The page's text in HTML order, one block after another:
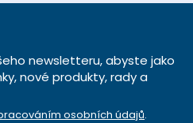
newsletteru, abyste jako
nové produkty, rady a
osobních údajů.